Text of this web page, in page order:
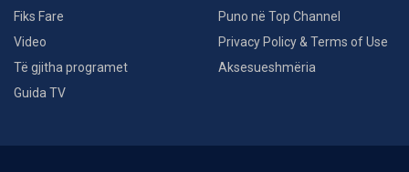
Fiks Fare
Video
Të gjitha programet
Guida TV
Puno në Top Channel
Privacy Policy & Terms of Use
Aksesueshmëria